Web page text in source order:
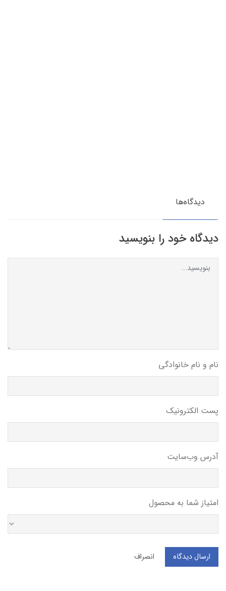
دیدگاه‌ها
دیدگاه خود را بنویسید
نام و نام خانوادگی
پست الکترونیک
آدرس وب‌سایت
امتیاز شما به محصول
ارسال دیدگاه انصراف